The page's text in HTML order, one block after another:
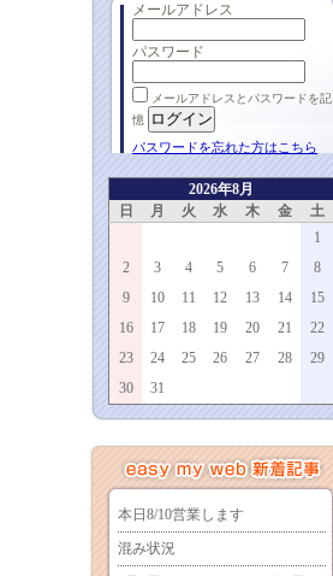
メールアドレス
パスワード
メールアドレスとパスワードを記
憶
パスワードを忘れた方はこちら
2026年8月
日
月 火 水 木 金
土
1
2
3 4 5 6 7
8
9
10 11 12 13 14
15
16
17 18 19 20 21
22
23
24 25 26 27 28
29
30
31